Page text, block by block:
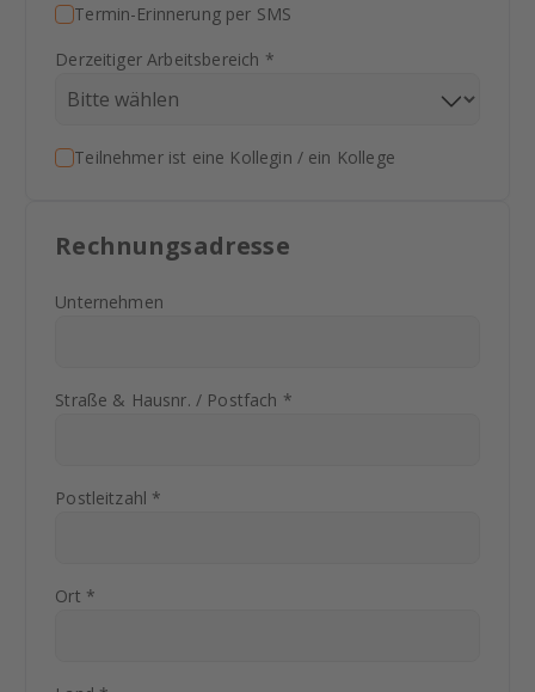
Termin-Erinnerung per SMS
Derzeitiger Arbeitsbereich *
Teilnehmer ist eine Kollegin / ein Kollege
Rechnungsadresse
Unternehmen
Straße & Hausnr. / Postfach *
Postleitzahl *
Ort *